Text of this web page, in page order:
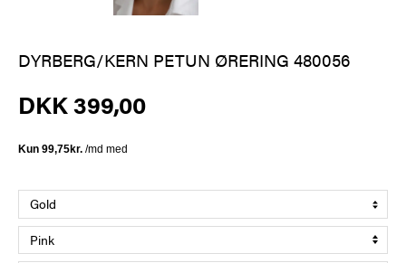
DYRBERG/KERN PETUN ØRERING 480056
DKK 399,00